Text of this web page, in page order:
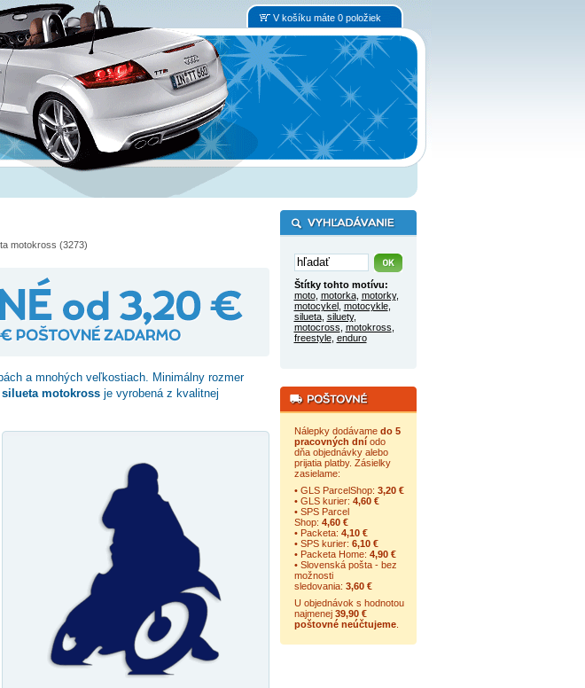
V košíku máte 0 položiek
motokross (3273)
a mnohých veľkostiach. Minimálny rozmer
silueta motokrossje vyrobená z kvalitnej
Štítky tohto motívu:
moto, motorka, motorky,
motocykel, motocykle,
silueta, siluety,
motocross motokross
freestyle, enduro
Nálepky dodávame do 5
pracovných dníodo
dňa objednávky alebo
prijatia platby. Zásielky
zasielame:
• GLS ParcelShop: 3,20 €
• GLS kurier: 4,60 €
• SPS Parcel
Shop: 4,60 €
• Packeta: 4,10 €
• SPS kurier: 6,10 €
• Packeta Home: 4,90 €
• Slovenská pošta - bez
možnosti
sledovania: 3,60 €
U objednávok s hodnotou
najmenej 39,90 €
poštovné neúčtujeme.